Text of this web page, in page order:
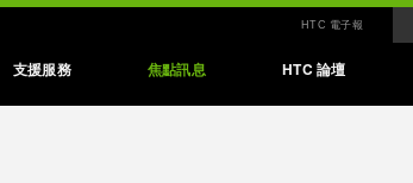
HTC 電子報
支援服務 焦點訊息 HTC 論壇